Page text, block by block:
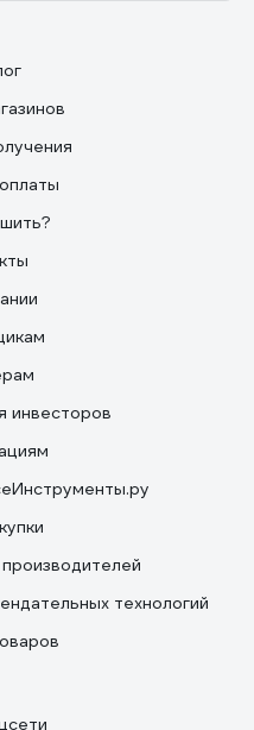
инвесторов
технологий